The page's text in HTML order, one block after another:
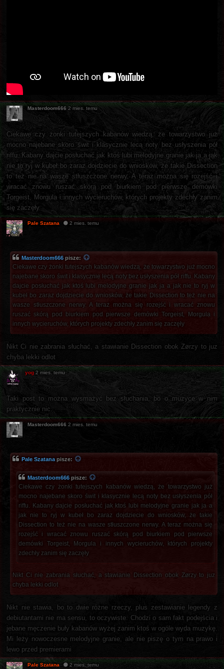
Masterdoom666 2 mies. temu
Ciekawe czy żonki tutejszych kabanów wiedzą, że towarzystwo już
mocno najebane skoro świt i klasycznie lecą noty bez usłyszenia pół
riffu. Kabany dajcie posłuchać jak ktoś lubi melodyjne granie jak ja a jak
nie to ryj w kubeł bo zaraz dojdziecie do wniosków, że takie Dissection
to też nie na wasze stłuszczone nerwy. A teraz można się rozejść i
wracać znowu ruszać skórą pod biurkiem pod pierwsze demówki
Torgeist, Morgula i innych wycieruchów, których projekty zdechły zanim
się zaczęły
Pale Szatana 2 mies. temu
Masterdoom666 pisze:
Ciekawe czy żonki tutejszych kabanów wiedzą, że towarzystwo już mocno
najebane skoro świt i klasycznie lecą noty bez usłyszenia pół riffu. Kabany
dajcie posłuchać jak ktoś lubi melodyjne granie jak ja a jak nie to ryj w
kubeł bo zaraz dojdziecie do wniosków, że takie Dissection to też nie na
wasze stłuszczone nerwy. A teraz można się rozejść i wracać znowu
ruszać skórą pod biurkiem pod pierwsze demówki Torgeist, Morgula i
innych wycieruchów, których projekty zdechły zanim się zaczęły
Nikt Ci nie zabrania słuchać, a stawianie Dissection obok Zørzy to juz
chyba lekki odlot
yog 2 mies. temu
Taki post to można wysmażyć bez słuchania, bo o muzyce w nim
praktycznie nic.
Masterdoom666 2 mies. temu
Pale Szatana pisze:
Masterdoom666 pisze:
Ciekawe czy żonki tutejszych kabanów wiedzą, że towarzystwo już
mocno najebane skoro świt i klasycznie lecą noty bez usłyszenia pół
riffu. Kabany dajcie posłuchać jak ktoś lubi melodyjne granie jak ja a
jak nie to ryj w kubeł bo zaraz dojdziecie do wniosków, że takie
Dissection to też nie na wasze stłuszczone nerwy. A teraz można się
rozejść i wracać znowu ruszać skórą pod biurkiem pod pierwsze
demówki Torgeist, Morgula i innych wycieruchów, których projekty
zdechły zanim się zaczęły
Nikt Ci nie zabrania słuchać, a stawianie Dissection obok Zørzy to juz
chyba lekki odlot
Nikt nie stawia, bo to dwie różne rzeczy, plus zestawianie legendy z
debiutantami nie ma sensu, to oczywiste. Chodzi o sam fakt podejścia i
jebane męczenie buły kabanów wyżej zanim ktoś w ogóle wyda muzykę.
Mi leży nowoczesne melodyjne granie, ale nie piszę o tym na prawo i
lewo przed premierami
Pale Szatana 2 mies. temu